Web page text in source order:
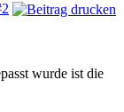
wurde ist die